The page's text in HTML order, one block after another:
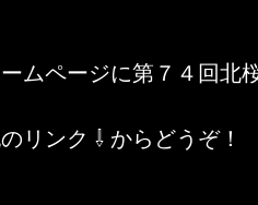
ムページに第７４回北
リンク ⇩ からどうぞ！